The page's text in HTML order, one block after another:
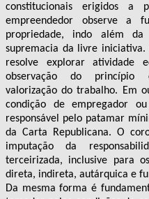
constitucionais erigidos
empreendedor observe a
propriedade, indo além
supremacia da livre
resolve explorar atividade
observação do princípio
valorização do trabalho. Em
condição de empregador
responsável pelo patamar
da Carta Republicana. O
imputação da
terceirizada, inclusive para
direta, indireta, autárquica e
Da mesma forma é